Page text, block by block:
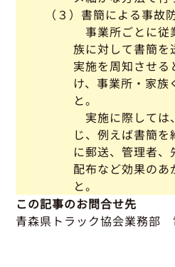
（３）書簡による事故
事業所ごとに従
族に対して書簡を
実施を周知させ
け、事業所・家族
と。
実施に際しては
じ、例えば書簡
に郵送、管理者
配布など効果のあ
と。
この記事のお問合せ先
青森県トラック協会業務部